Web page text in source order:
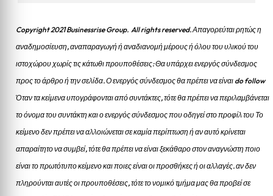
Copyright 2021 Businessrise Group. All rights reserved. Απαγορεύται ρητώς η
αναδημοσίευση, αναπαραγωγή ή αναδιανομή μέρους ή όλου του υλικού του
ιστοχώρου χωρίς τις κάτωθι προυποθέσεις: Θα υπάρχει ενεργός σύνδεσμος
προς το άρθρο ή την σελίδα.Ο ενεργός σύνδεσμος θα πρέπει να είναι do follow
Όταν τα κείμενα υπογράφονται από συντάκτες, τότε θα πρέπει να περιλαμβάνεται
το όνομα του συντάκτη και ο ενεργός σύνδεσμος που οδηγεί στο προφίλ του Το
κείμενο δεν πρέπει να αλλοιώνεται σε καμία περίπτωση ή αν αυτό κρίνεται
απαραίτητο να συμβεί, τότε θα πρέπει να είναι ξεκάθαρο στον αναγνώστη ποιο
είναι το πρωτότυπο κείμενο και ποιες είναι οι προσθήκες ή οι αλλαγές. αν δεν
πληρούνται αυτές οι προυποθέσεις, τότε το νομικό τμήμα μας θα προβεί σε